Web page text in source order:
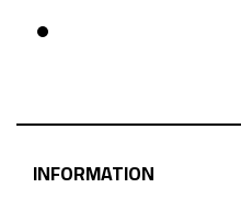
INFORMATION